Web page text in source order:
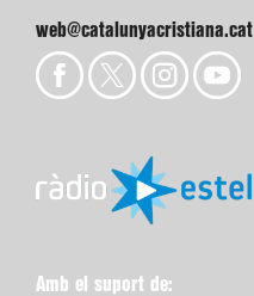
web@catalunyacristiana.cat
Amb el suport de: